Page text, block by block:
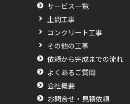
サービス一覧
土間工事
コンクリート工事
その他の工事
依頼から完成までの流れ
よくあるご質問
会社概要
お問合せ・見積依頼